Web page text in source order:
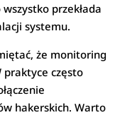
przekłada
systemu.
że monitoring
praktyce często
hakerskich. Warto